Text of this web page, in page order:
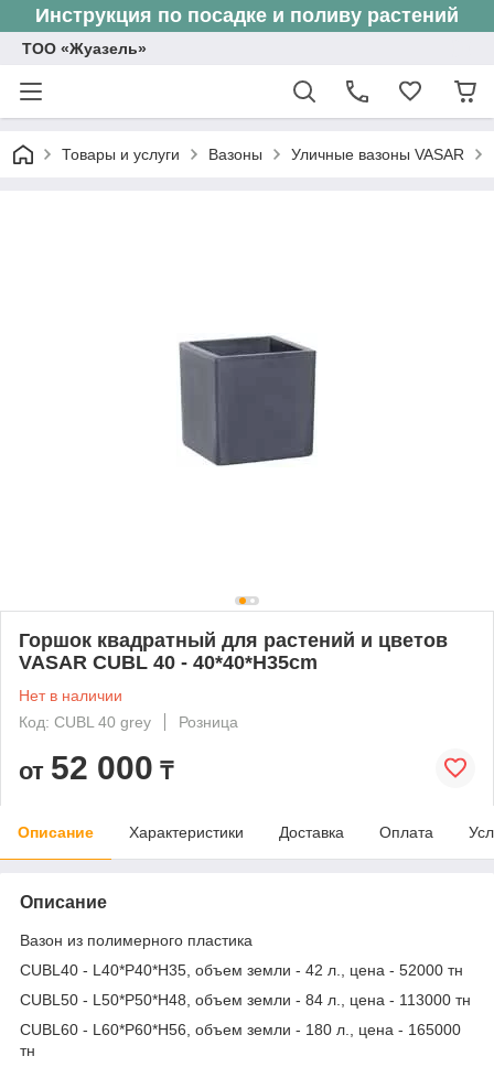
Инструкция по посадке и поливу растений
ТОО «Жуазель»
Товары и услуги Вазоны Уличные вазоны VASAR
Горшок квадратный для растений и цветов
VASAR CUBL 40 - 40*40*H35cm
Нет в наличии
Код: CUBL 40 grey
Розница
от 52 000 ₸
Описание Характеристики Доставка Оплата
Описание
Вазон из полимерного пластика
CUBL40 - L40*P40*H35, объем земли - 42 л., цена - 52000 тн
CUBL50 - L50*P50*H48, объем земли - 84 л., цена - 113000 тн
CUBL60 - L60*P60*H56, объем земли - 180 л., цена - 165000
тн